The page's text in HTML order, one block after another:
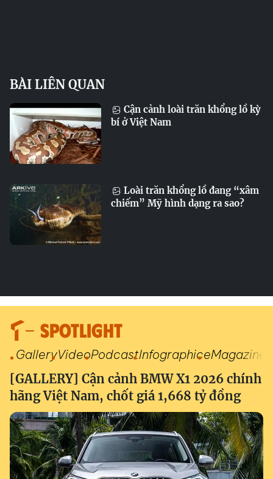
BÀI LIÊN QUAN
Cận cảnh loài trăn khổng lồ kỳ
bí ở Việt Nam
Loài trăn khổng lồ đang “xâm
chiếm” Mỹ hình dạng ra sao?
SPOTLIGHT
GalleryVideoPodcastInfographiceMagazine
[GALLERY] Cận cảnh BMW X1 2026 chính
hãng Việt Nam, chốt giá 1,668 tỷ đồng